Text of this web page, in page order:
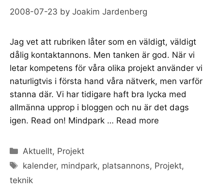
2008-07-23 by Joakim Jardenberg
Jag vet att rubriken låter som en väldigt, väldigt
dålig kontaktannons. Men tanken är god. När vi
letar kompetens för våra olika projekt använder vi
naturligtvis i första hand våra nätverk, men varför
stanna där. Vi har tidigare haft bra lycka med
allmänna upprop i bloggen och nu är det dags
igen. Read on! Mindpark … Read more
Categories
Aktuellt, Projekt
Tags
kalender, mindpark, platsannons, Projekt,
teknik